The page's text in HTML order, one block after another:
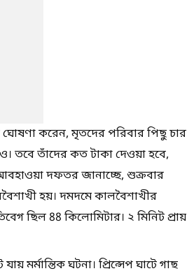
ঘোষণা করেন, মৃতদের পরিবার পিছু চার
তবে তাঁদের কত টাকা দেওয়া হবে,
দফতর জানাচ্ছে, শুক্রবার
হয়। দমদমে কালবৈশাখীর
ছিল 88 কিলোমিটার। ২ মিনিট প্রায়
মর্মান্তিক ঘটনা। প্রিন্সেপ ঘাটে গাছ